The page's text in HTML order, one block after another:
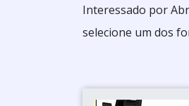
Interessado por
selecione um dos